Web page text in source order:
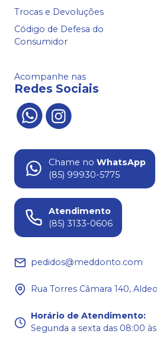
Trocas e Devoluções
Código de Defesa do
Consumidor
Acompanhe nas
Redes Sociais
Chame no WhatsApp
(85) 99930-5775
Atendimento
(85) 3133-0606
pedidos@meddonto.com
Rua Torres Câmara 140,
Horário de Atendimento:
Segunda a sexta das 08:00